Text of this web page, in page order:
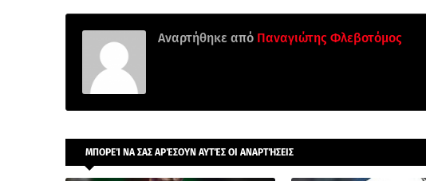
Αναρτήθηκε από Παναγιώτης Φλεβοτόμος
ΜΠΟΡΕΊ ΝΑ ΣΑΣ ΑΡΈΣΟΥΝ ΑΥΤΈΣ ΟΙ ΑΝΑΡΤΉΣΕΙΣ